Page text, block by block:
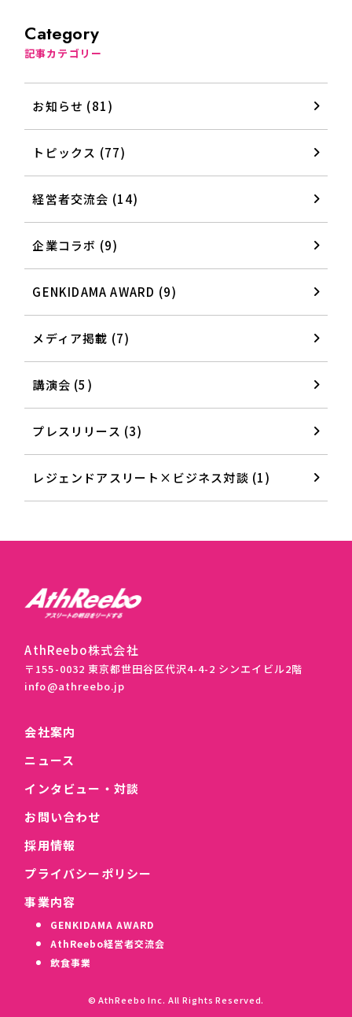
Category
記事カテゴリー
お知らせ (81)
トピックス (77)
経営者交流会 (14)
企業コラボ (9)
GENKIDAMA AWARD (9)
メディア掲載 (7)
講演会 (5)
プレスリリース (3)
レジェンドアスリート×ビジネス対談 (1)
AthReebo株式会社
〒155-0032 東京都世田谷区代沢4-4-2 シンエイビル2階
info@athreebo.jp
会社案内
ニュース
インタビュー・対談
お問い合わせ
採用情報
プライバシーポリシー
事業内容
GENKIDAMA AWARD
AthReebo経営者交流会
飲食事業
© AthReebo Inc. All Rights Reserved.